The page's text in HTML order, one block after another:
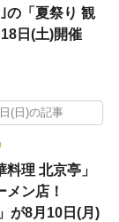
の「夏祭り 観
日(土)開催
(日)の記事
料理 北京亭」
メン店！
が8月10日(月)